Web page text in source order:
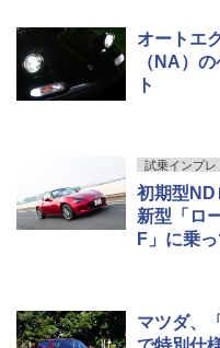
オートエ
（NA）
ト
試乗インプレ
初期型ND
新型「ロ
F」に乗
マツダ、